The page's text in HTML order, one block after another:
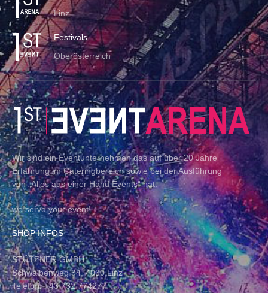
Linz
Festivals
Oberösterreich
Wir sind ein Eventunternehmen das auf über 20 Jahre
Erfahrung im Cateringbereich sowie bei der Ausführung
von „Alles aus einer Hand Events“ hat.
we serve your event!.
SHOP INFOS
STÜTZNER GMBH
Schwalbenweg 34, 4030 Linz
Telefon: +43 732 774277